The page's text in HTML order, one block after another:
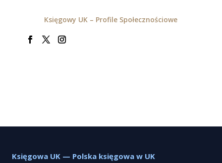
Księgowy UK – Profile Społecznościowe
Księgowa UK — Polska księgowa w UK